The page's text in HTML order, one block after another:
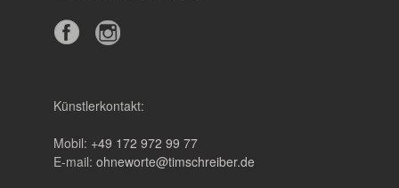
Künstlerkontakt:
Mobil: +49 172 972 99 77
E-mail: ohneworte@timschreiber.de